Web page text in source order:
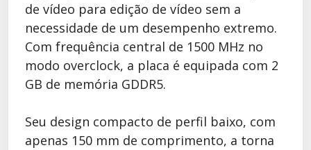
de vídeo para edição de vídeo sem a
necessidade de um desempenho extremo.
Com frequência central de 1500 MHz no
modo overclock, a placa é equipada com 2
GB de memória GDDR5.
Seu design compacto de perfil baixo, com
apenas 150 mm de comprimento, a torna